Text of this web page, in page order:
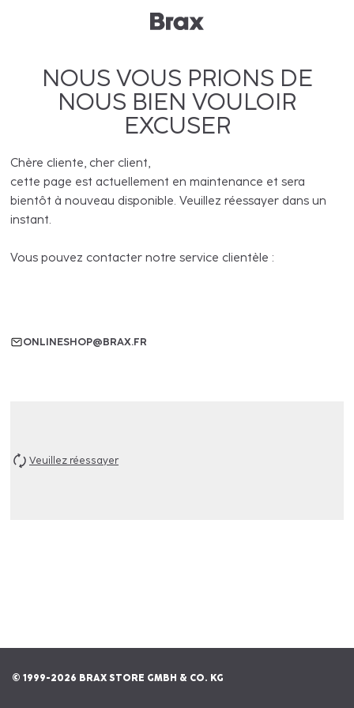
NOUS VOUS PRIONS DE
NOUS BIEN VOULOIR
EXCUSER
Chère cliente, cher client,
cette page est actuellement en maintenance et sera
bientôt à nouveau disponible. Veuillez réessayer dans un
instant.
Vous pouvez contacter notre service clientèle :
ONLINESHOP@BRAX.FR
Veuillez réessayer
© 1999-2026 BRAX STORE GMBH & CO. KG